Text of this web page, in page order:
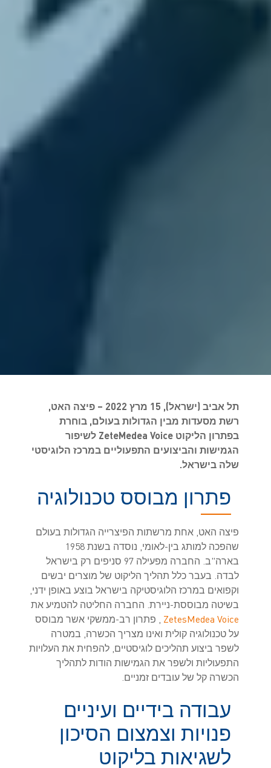
תל אביב (ישראל), 15 מרץ 2022 – פיצה האט,
רשת מסעדות מבין הגדולות בעולם, בוחרת
בפתרון הליקוט ZeteMedea Voice לשיפור
הגמישות והביצועים התפעוליים במרכז הלוגיסטי
שלה בישראל.
פתרון מבוסס טכנולוגיה
פיצה האט, אחת מרשתות הפיצרייה הגדולות בעולם
שהפכה למותג בין-לאומי, נוסדה בשנת 1958
בארה"ב. החברה מפעילה 97 סניפים רק בישראל
לבדה. בעבר כלל תהליך הליקוט של מוצרים יבשים
וקפואים במרכז הלוגיסטיקה בישראל בוצע באופן ידני,
בשיטה מבוססת-ניירת. החברה החליטה להטמיע את
ZetesMedea Voice , פתרון רב-ממשקי אשר מבוסס
על טכנולוגיה קולית ואינו מצריך הכשרה, במטרה
לשפר ביצוע תהליכים לוגיסטיים, להפחית את העלויות
התפעוליות ולשפר את הגמישות הודות לתהליך
הכשרה קל של עובדים זמניים.
עבודה בידיים ועיניים
פנויות וצמצום הסיכון
לשגיאות בליקוט